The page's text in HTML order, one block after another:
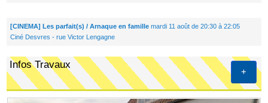
[CINEMA] Les parfait(s) / Arnaque en famillemardi 11 août de 20:30 à 22:05
Ciné Desvres - rue Victor Lengagne
+
Infos Travaux